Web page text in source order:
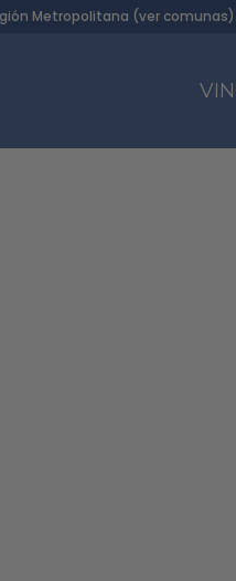
Metropolitana (ver comunas